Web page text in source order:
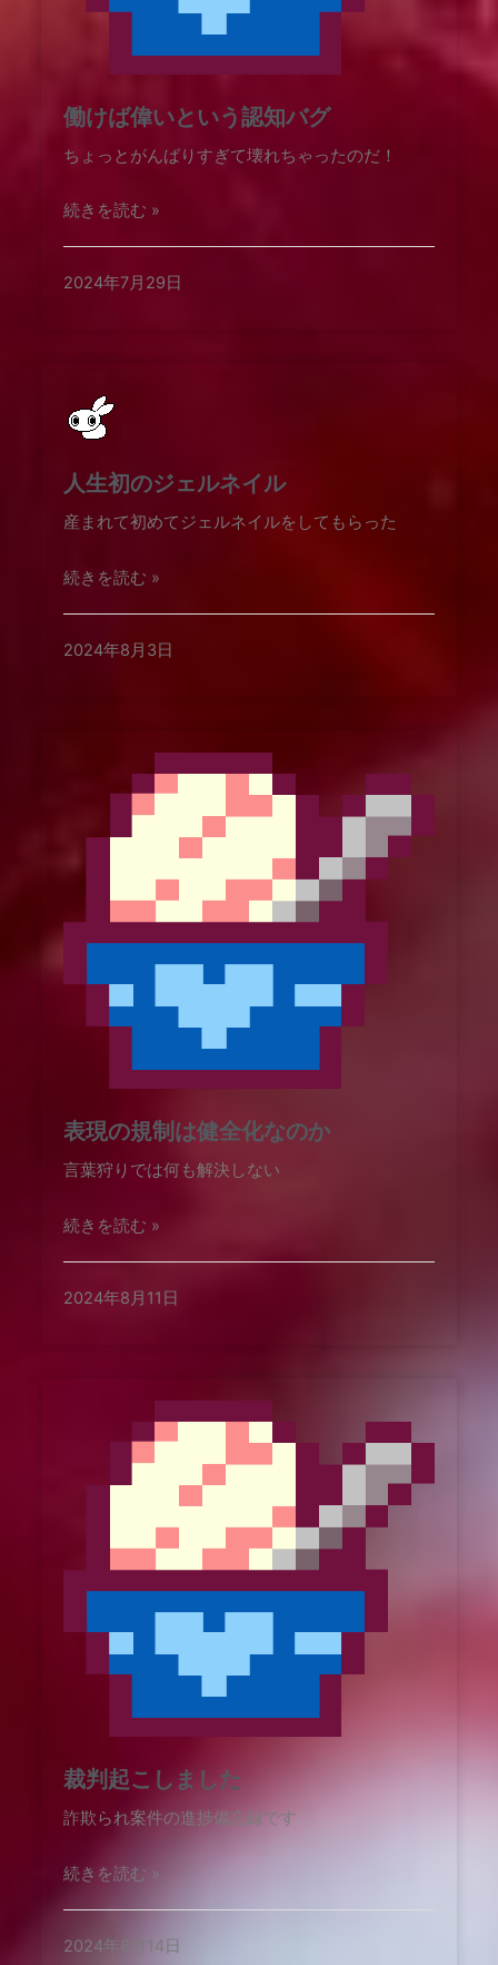
働けば偉いという認知バグ
ちょっとがんばりすぎて壊れちゃったのだ！
続きを読む »
2024年7月29日
人生初のジェルネイル
産まれて初めてジェルネイルをしてもらった
続きを読む »
2024年8月3日
表現の規制は健全化なのか
言葉狩りでは何も解決しない
続きを読む »
2024年8月11日
裁判起こしました
詐欺られ案件の進捗備忘録です
続きを読む »
2024年8月14日